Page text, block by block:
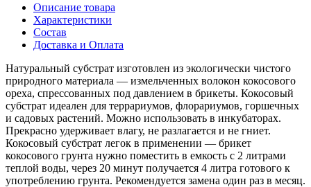
Описание товара
Характеристики
Состав
Доставка и Оплата
Натуральный субстрат изготовлен из экологически чистого
природного материала — измельченных волокон кокосового
ореха, спрессованных под давлением в брикеты. Кокосовый
субстрат идеален для террариумов, флорариумов, горшечных
и садовых растений. Можно использовать в инкубаторах.
Прекрасно удерживает влагу, не разлагается и не гниет.
Кокосовый субстрат легок в применении — брикет
кокосового грунта нужно поместить в емкость с 2 литрами
теплой воды, через 20 минут получается 4 литра готового к
употреблению грунта. Рекомендуется замена один раз в месяц.